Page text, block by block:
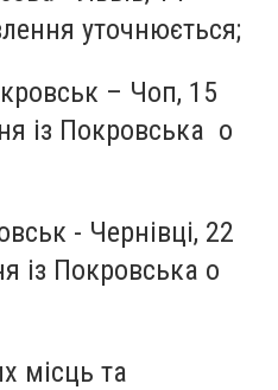
уточнюється;
– Чоп, 15
із Покровська о
- Чернівці, 22
із Покровська о
місць та